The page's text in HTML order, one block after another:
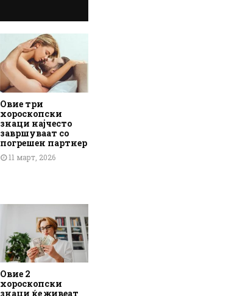
Овие три
хороскопски
знаци најчесто
завршуваат со
погрешен партнер
11 март, 2026
Овие 2
хороскопски
знаци ќе живеат